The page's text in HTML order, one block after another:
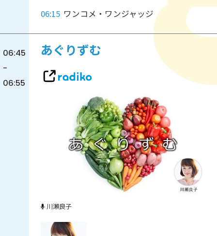
06:15 ワンコメ・ワンジャッジ
06:45
-
06:55
あぐりずむ
川瀬良子